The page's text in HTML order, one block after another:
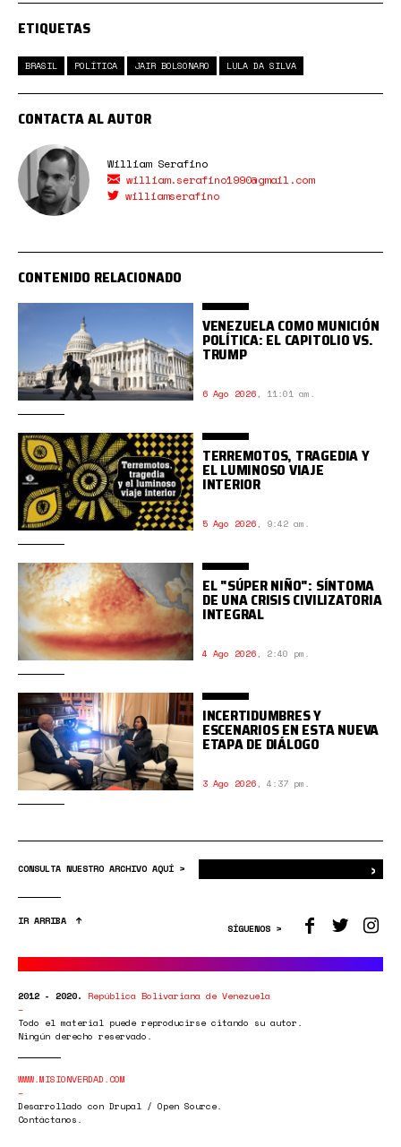
ETIQUETAS
BRASIL POLÍTICA JAIR BOLSONARO LULA DA SILVA
CONTACTA AL AUTOR
William Serafino
william.serafino1990@gmail.com
williamserafino
CONTENIDO RELACIONADO
VENEZUELA COMO MUNICIÓN
POLÍTICA: EL CAPITOLIO VS.
TRUMP
6 Ago 2026, 11:01 am.
TERREMOTOS, TRAGEDIA Y
EL LUMINOSO VIAJE
INTERIOR
5 Ago 2026, 9:42 am.
EL "SÚPER NIÑO": SÍNTOMA
DE UNA CRISIS CIVILIZATORIA
INTEGRAL
4 Ago 2026, 2:40 pm.
INCERTIDUMBRES Y
ESCENARIOS EN ESTA NUEVA
ETAPA DE DIÁLOGO
3 Ago 2026, 4:37 pm.
CONSULTA NUESTRO ARCHIVO AQUÍ > ›
IR ARRIBA
SÍGUENOS >
2012 - 2020. República Bolivariana de Venezuela
Todo el material puede reproducirse citando su autor.
Ningún derecho reservado.
WWW.MISIONVERDAD.COM
Desarrollado con Drupal / Open Source.
Contáctanos.